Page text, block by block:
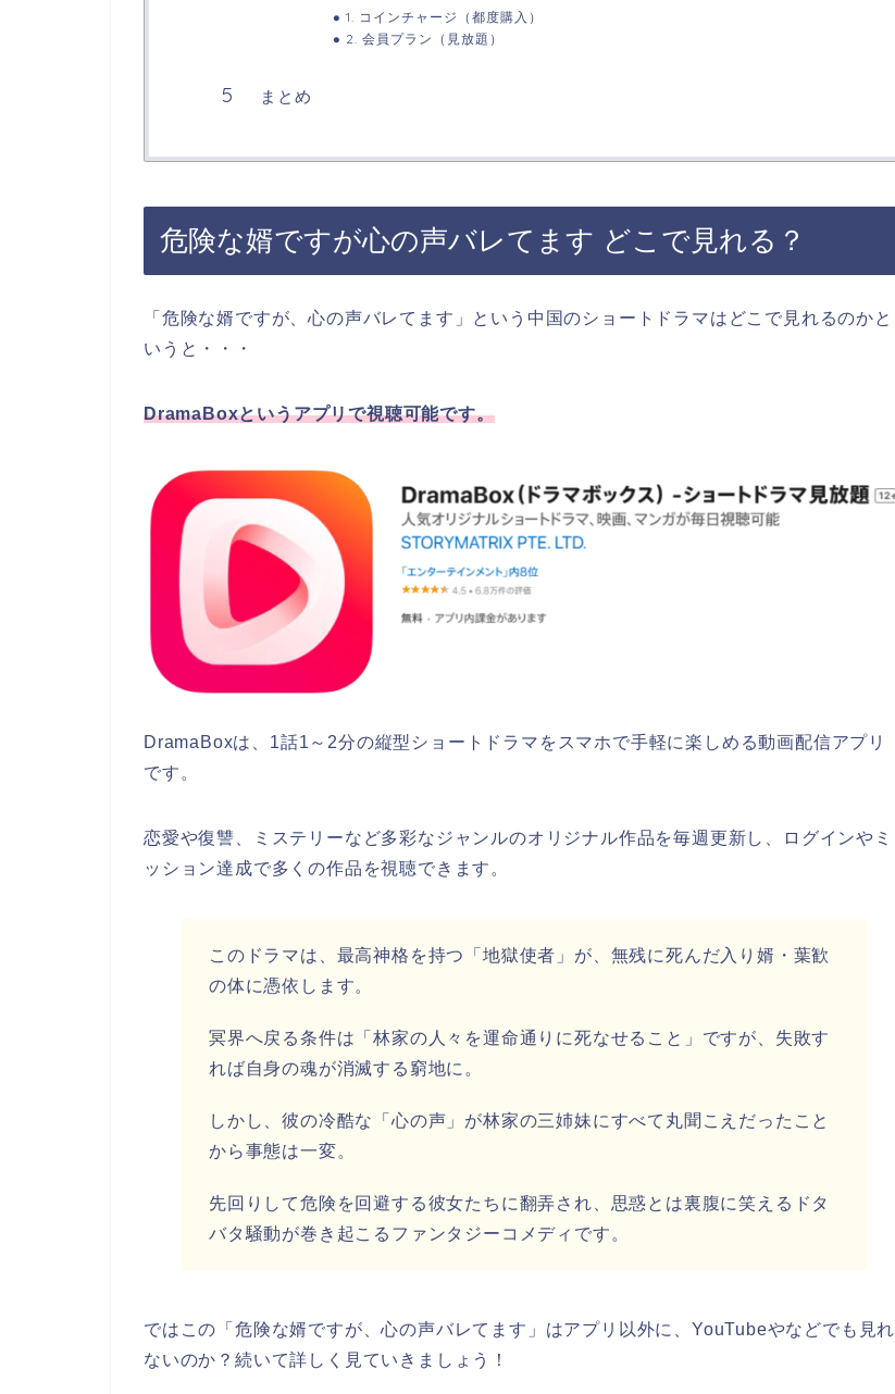
1. コインチャージ（都度購入）
2. 会員プラン（見放題）
まとめ
危険な婿ですが心の声バレてます どこで見れる？
「危険な婿ですが、心の声バレてます」という中国のショートドラマはどこで見れるのかと
いうと・・・
DramaBoxというアプリで視聴可能です。
DramaBoxは、1話1～2分の縦型ショートドラマをスマホで手軽に楽しめる動画配信アプリ
です。
恋愛や復讐、ミステリーなど多彩なジャンルのオリジナル作品を毎週更新し、ログインやミ
ッション達成で多くの作品を視聴できます。
このドラマは、最高神格を持つ「地獄使者」が、無残に死んだ入り婿・葉歓
の体に憑依します。
冥界へ戻る条件は「林家の人々を運命通りに死なせること」ですが、失敗す
れば自身の魂が消滅する窮地に。
しかし、彼の冷酷な「心の声」が林家の三姉妹にすべて丸聞こえだったこと
から事態は一変。
先回りして危険を回避する彼女たちに翻弄され、思惑とは裏腹に笑えるドタ
バタ騒動が巻き起こるファンタジーコメディです。
ではこの「危険な婿ですが、心の声バレてます」はアプリ以外に、YouTubeやなどでも見れ
ないのか？続いて詳しく見ていきましょう！